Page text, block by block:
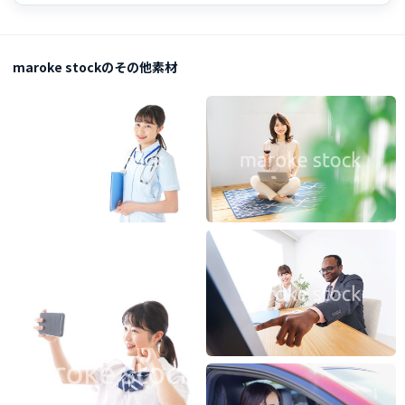
maroke stockのその他素材